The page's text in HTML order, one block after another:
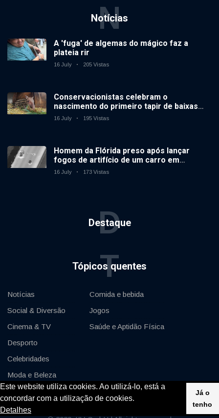
Este website utiliza cookies. Ao utilizá-lo, está a
concordar com a utilização de cookies.
Detalhes
Já o
tenho
Notícias
N
A 'fuga' de algemas do mágico faz a
plateia rir
16 July 205 Vistas
Conservacionistas celebram o
nascimento do primeiro tapir de baixas
terras no zoológico do Reino Unido em 14
16 July 195 Vistas
Homem da Flórida preso após lançar
fogos de artifício de um carro em
movimento
16 July 173 Vistas
Destaque
D
Tópicos quentes
T
Notícias
Social & Diversão
Cinema & TV
Desporto
Celebridades
Moda e Beleza
Automóveis & Motor
Comida e bebida
Jogos
Saúde e Aptidão Física